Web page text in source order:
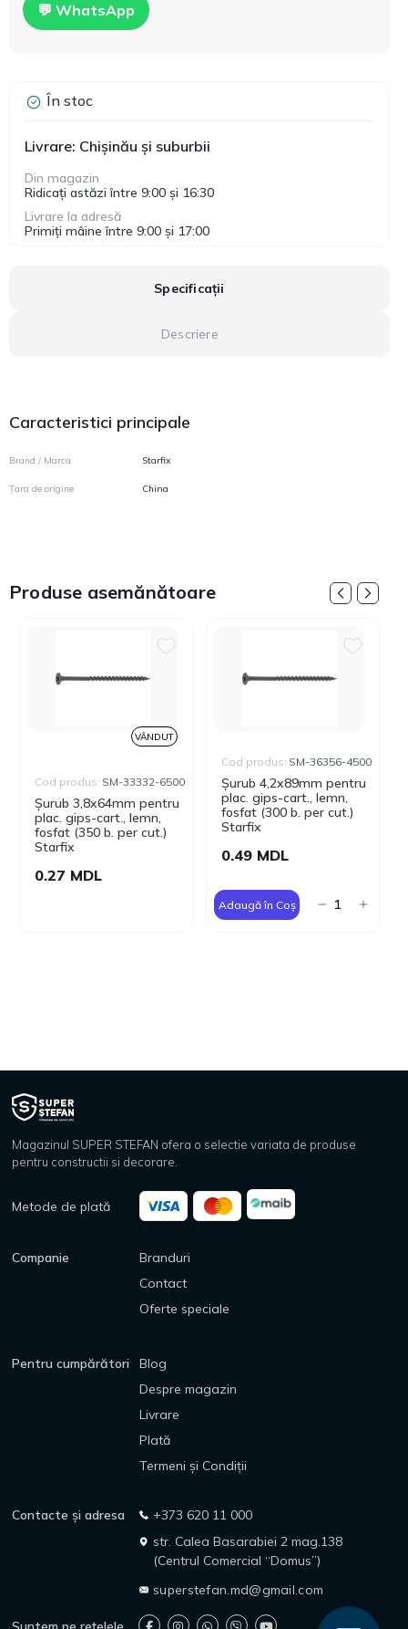
💬 WhatsApp
În stoc
Livrare: Chișinău și suburbii
Din magazin
Ridicați astăzi între 9:00 și 16:30
Livrare la adresă
Primiți mâine între 9:00 și 17:00
Specificații
Descriere
Caracteristici principale
Brand / Marca Starfix
Țara de origine China
Produse asemănătoare
VÂNDUT
Șurub 3,8x64mm pentru
plac. gips-cart., lemn,
fosfat (350 b. per cut.)
Starfix
Cod produs: SM-33332-6500
0.27 MDL
Șurub 4,2x89mm pentru
plac. gips-cart., lemn,
fosfat (300 b. per cut.)
Starfix
Cod produs: SM-36356-4500
0.49 MDL
Adaugă în Coș
Magazinul SUPER STEFAN ofera o selectie variata de produse
pentru constructii si decorare.
Metode de plată
Companie
Branduri
Contact
Oferte speciale
Pentru cumpărători
Blog
Despre magazin
Livrare
Plată
Termeni și Condiții
Contacte și adresa
+373 620 11 000
str. Calea Basarabiei 2 mag.138
(Centrul Comercial “Domus”)
superstefan.md@gmail.com